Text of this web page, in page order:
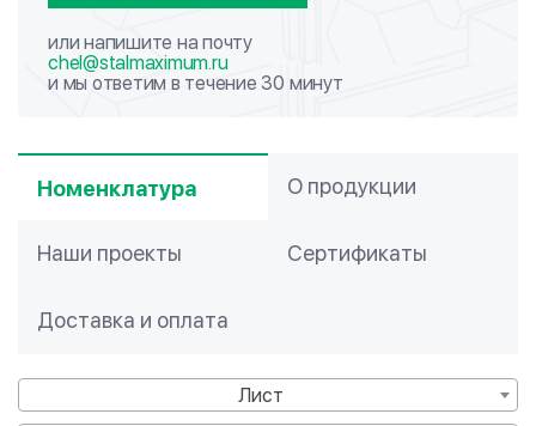
или напишите на почту
chel@stalmaximum.ru
и мы ответим в течение 30 минут
Номенклатура О продукции
Наши проекты Сертификаты
Доставка и оплата
Лист